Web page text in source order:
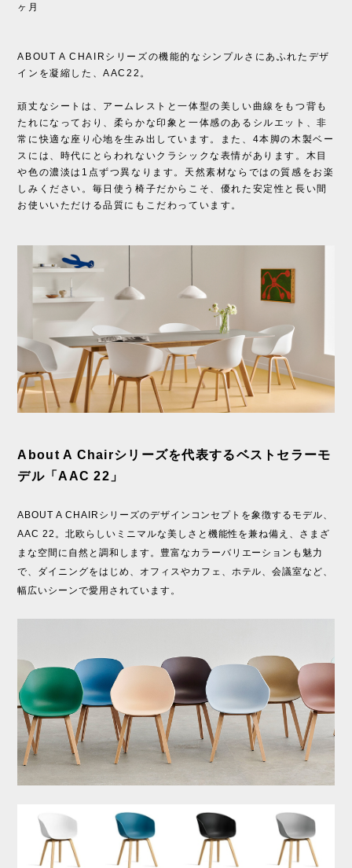
ヶ月
ABOUT A CHAIRシリーズの機能的なシンプルさにあふれたデザ
インを凝縮した、AAC22。
頑丈なシートは、アームレストと一体型の美しい曲線をもつ背も
たれになっており、柔らかな印象と一体感のあるシルエット、非
常に快適な座り心地を生み出しています。また、4本脚の木製ベー
スには、時代にとらわれないクラシックな表情があります。木目
や色の濃淡は1点ずつ異なります。天然素材ならではの質感をお楽
しみください。毎日使う椅子だからこそ、優れた安定性と長い間
お使いいただける品質にもこだわっています。
About A Chairシリーズを代表するベストセラーモ
デル「AAC 22」
ABOUT A CHAIRシリーズのデザインコンセプトを象徴するモデル、
AAC 22。北欧らしいミニマルな美しさと機能性を兼ね備え、さまざ
まな空間に自然と調和します。豊富なカラーバリエーションも魅力
で、ダイニングをはじめ、オフィスやカフェ、ホテル、会議室など、
幅広いシーンで愛用されています。